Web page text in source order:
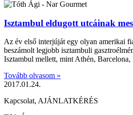
Isztambul eldugott utcáinak
Az év első interjúját egy olyan amerikai
beszámolt legjobb isztambuli
Isztambul mellett, mint Athén,
Tovább olvasom »
2017.01.24.
Kapcsolat, AJÁNLATKÉRÉS